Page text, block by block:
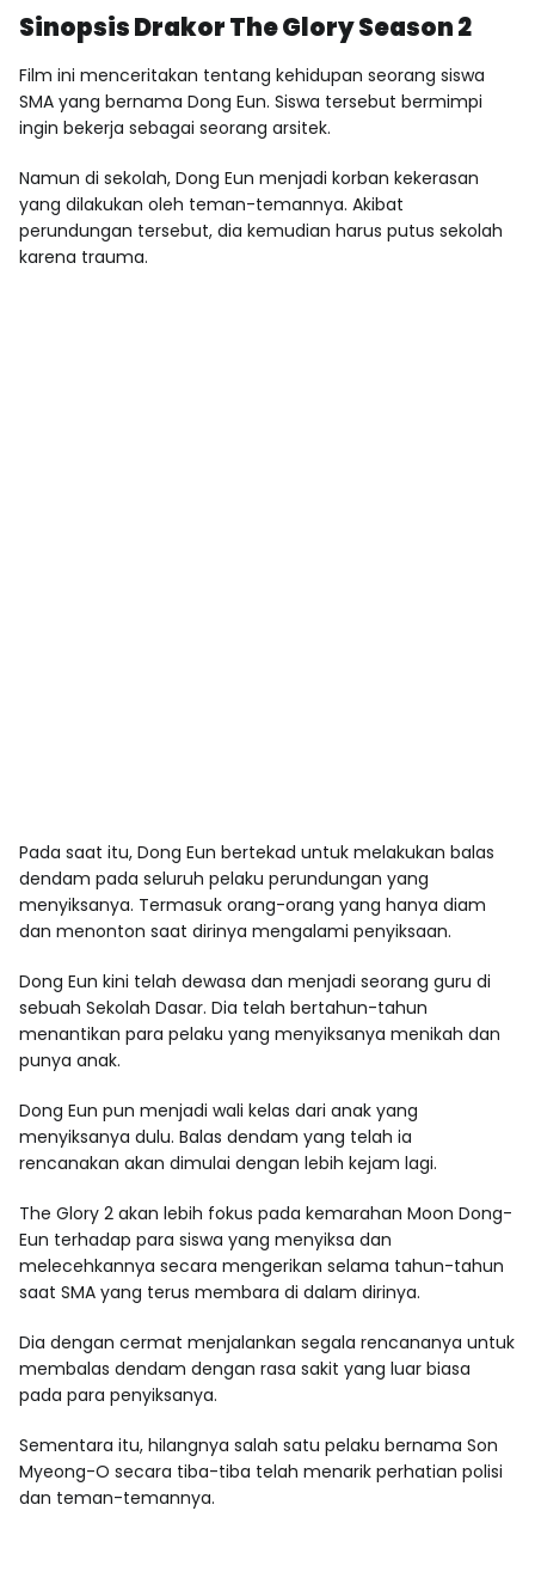
Sinopsis Drakor The Glory Season 2
Film ini menceritakan tentang kehidupan seorang siswa
SMA yang bernama Dong Eun. Siswa tersebut bermimpi
ingin bekerja sebagai seorang arsitek.
Namun di sekolah, Dong Eun menjadi korban kekerasan
yang dilakukan oleh teman-temannya. Akibat
perundungan tersebut, dia kemudian harus putus sekolah
karena trauma.
Pada saat itu, Dong Eun bertekad untuk melakukan balas
dendam pada seluruh pelaku perundungan yang
menyiksanya. Termasuk orang-orang yang hanya diam
dan menonton saat dirinya mengalami penyiksaan.
Dong Eun kini telah dewasa dan menjadi seorang guru di
sebuah Sekolah Dasar. Dia telah bertahun-tahun
menantikan para pelaku yang menyiksanya menikah dan
punya anak.
Dong Eun pun menjadi wali kelas dari anak yang
menyiksanya dulu. Balas dendam yang telah ia
rencanakan akan dimulai dengan lebih kejam lagi.
The Glory 2 akan lebih fokus pada kemarahan Moon Dong-
Eun terhadap para siswa yang menyiksa dan
melecehkannya secara mengerikan selama tahun-tahun
saat SMA yang terus membara di dalam dirinya.
Dia dengan cermat menjalankan segala rencananya untuk
membalas dendam dengan rasa sakit yang luar biasa
pada para penyiksanya.
Sementara itu, hilangnya salah satu pelaku bernama Son
Myeong-O secara tiba-tiba telah menarik perhatian polisi
dan teman-temannya.